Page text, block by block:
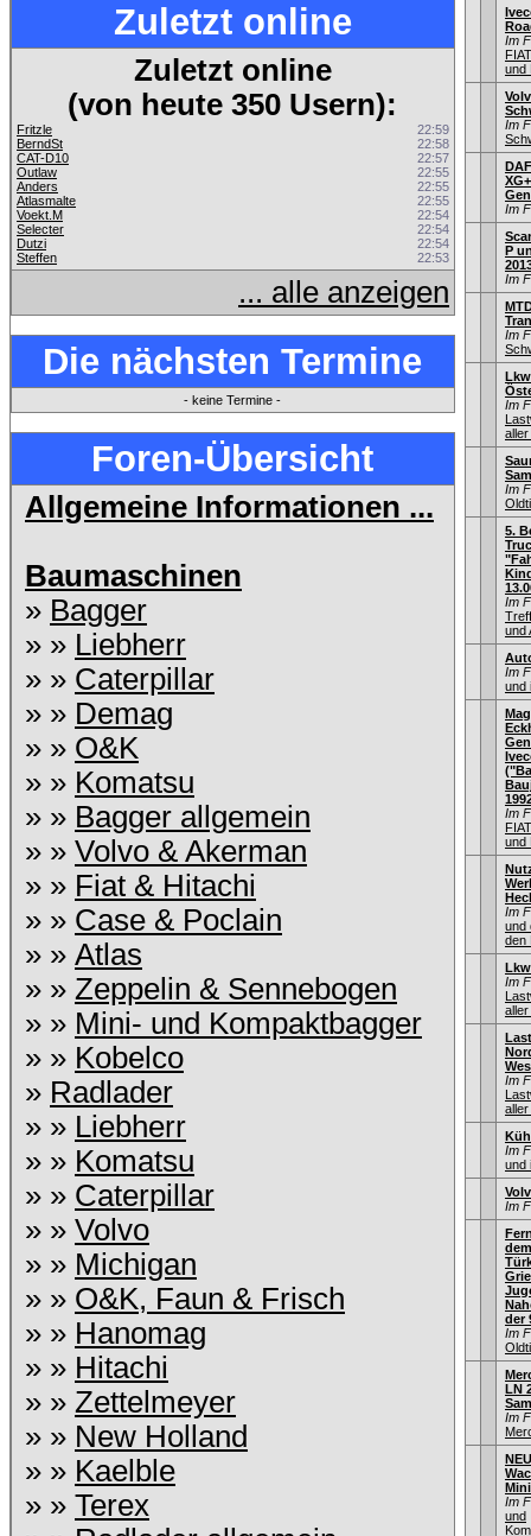
Zuletzt online
Zuletzt online
(von heute 350 Usern):
Fritzle
22:59
BerndSt
22:58
CAT-D10
22:57
Outlaw
22:55
Anders
22:55
Atlasmalte
22:55
Voekt.M
22:54
Selecter
22:54
Dutzi
22:54
Steffen
22:53
... alle anzeigen
Die nächsten Termine
- keine Termine -
Foren-Übersicht
Allgemeine Informationen ...
Baumaschinen
» Bagger
» » Liebherr
» » Caterpillar
» » Demag
» » O&K
» » Komatsu
» » Bagger allgemein
» » Volvo & Akerman
» » Fiat & Hitachi
» » Case & Poclain
» » Atlas
» » Zeppelin & Sennebogen
» » Mini- und Kompaktbagger
» » Kobelco
» Radlader
» » Liebherr
» » Komatsu
» » Caterpillar
» » Volvo
» » Michigan
» » O&K, Faun & Frisch
» » Hanomag
» » Hitachi
» » Zettelmeyer
» » New Holland
» » Kaelble
» » Terex
Im
und
Im
Im
P
Im
Im
Im
aller
Im
5.
Im
und
Im
und
Im
und
Im
und
den
Im
aller
Im
aller
Im
und
Im
der
Im
LN
Im
Im
und